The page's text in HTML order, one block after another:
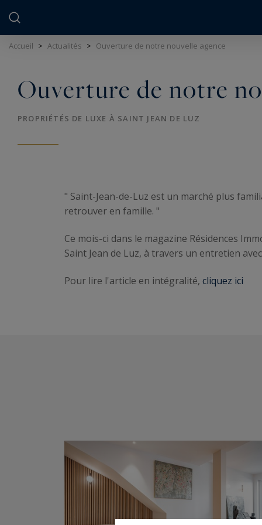
Accueil > Actualités > Ouverture de notre nouvelle agence
Ouverture de notre
PROPRIÉTÉS DE LUXE À SAINT JEAN DE LUZ
" Saint-Jean-de-Luz est un marché plus
retrouver en famille. "
Ce mois-ci dans le magazine Résidences
Saint Jean de Luz, à travers un entretien
Pour lire l'article en intégralité, cliquez ici